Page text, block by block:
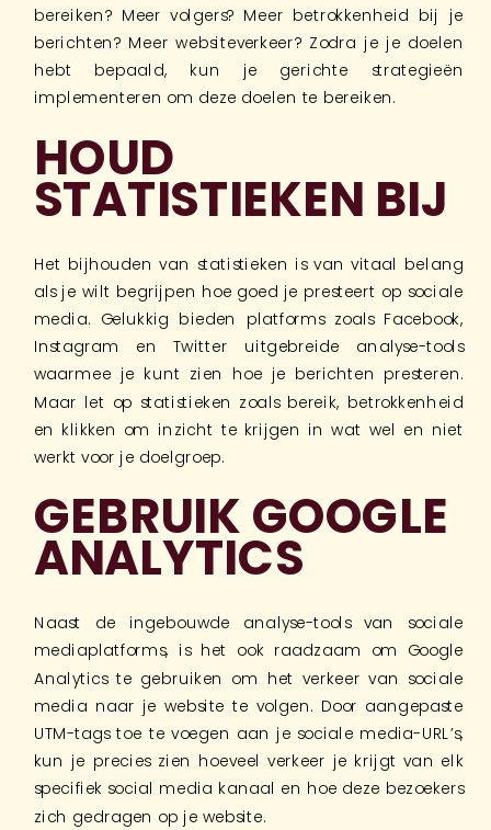
bereiken? Meer volgers? Meer betrokkenheid bij je
berichten? Meer websiteverkeer? Zodra je je doelen
hebt bepaald, kun je gerichte strategieën
implementeren om deze doelen te bereiken.
HOUD
STATISTIEKEN BIJ
Het bijhouden van statistieken is van vitaal belang
als je wilt begrijpen hoe goed je presteert op sociale
media. Gelukkig bieden platforms zoals Facebook,
Instagram en Twitter uitgebreide analyse-tools
waarmee je kunt zien hoe je berichten presteren.
Maar let op statistieken zoals bereik, betrokkenheid
en klikken om inzicht te krijgen in wat wel en niet
werkt voor je doelgroep.
GEBRUIK GOOGLE
ANALYTICS
Naast de ingebouwde analyse-tools van sociale
mediaplatforms, is het ook raadzaam om Google
Analytics te gebruiken om het verkeer van sociale
media naar je website te volgen. Door aangepaste
UTM-tags toe te voegen aan je sociale media-URL’s,
kun je precies zien hoeveel verkeer je krijgt van elk
specifiek social media kanaal en hoe deze bezoekers
zich gedragen op je website.